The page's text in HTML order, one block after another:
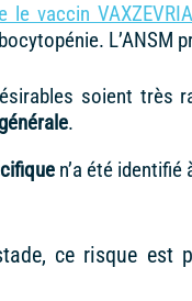
le vaccin VAXZEVRIA
L’ANSM
soient très
.
n’a été identifié
ce risque est